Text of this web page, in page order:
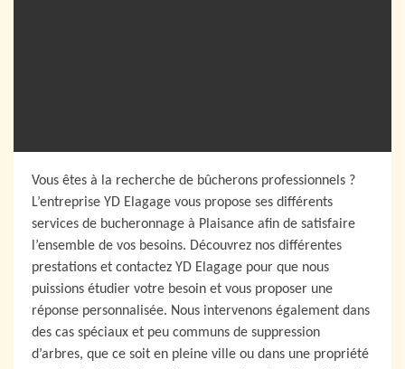
Vous êtes à la recherche de bûcherons professionnels ?
L’entreprise YD Elagage vous propose ses différents
services de bucheronnage à Plaisance afin de satisfaire
l’ensemble de vos besoins. Découvrez nos différentes
prestations et contactez YD Elagage pour que nous
puissions étudier votre besoin et vous proposer une
réponse personnalisée. Nous intervenons également dans
des cas spéciaux et peu communs de suppression
d’arbres, que ce soit en pleine ville ou dans une propriété